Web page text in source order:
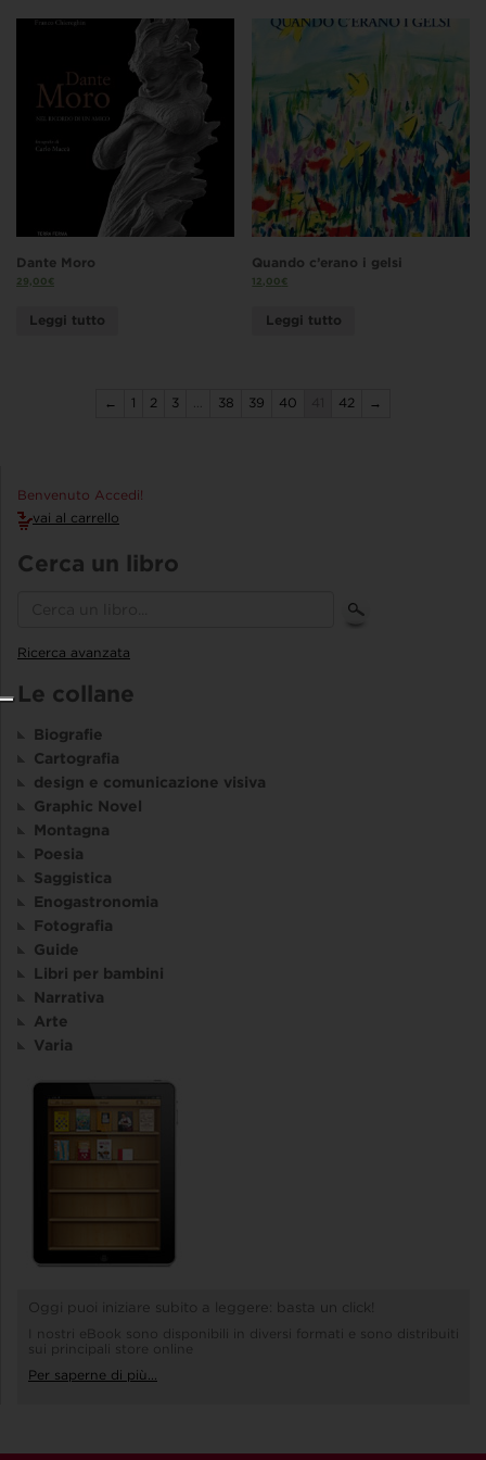
Dante Moro
29,00€
Leggi tutto
Quando c’erano i gelsi
12,00€
Leggi tutto
← 1 2 3 … 38 39 40 42 →
Benvenuto Accedi!
vai al carrello
Cerca un libro
Ricerca avanzata
Le collane
Biografie
Cartografia
design e comunicazione visiva
Graphic Novel
Montagna
Poesia
Saggistica
Enogastronomia
Fotografia
Guide
Libri per bambini
Narrativa
Arte
Varia
Oggi puoi iniziare subito a leggere: basta un click!
I nostri eBook sono disponibili in diversi formati e sono distribuiti
sui principali store online
Per saperne di più...